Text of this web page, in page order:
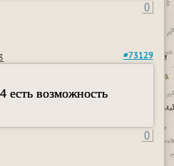
0
#73129
есть возможность
0